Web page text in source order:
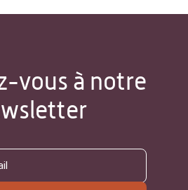
vous à notre